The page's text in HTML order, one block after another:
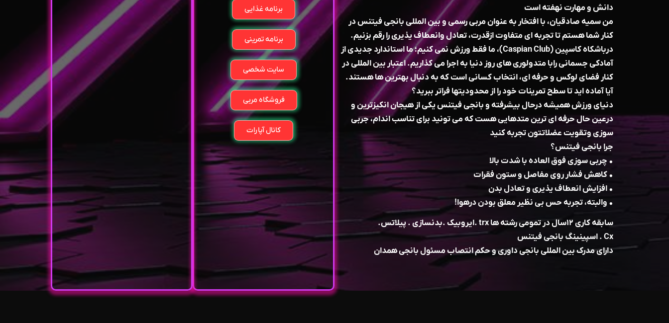
دانش و مهارت نهفته است
من سميه صادقيان، با افتخار به عنوان مربى رسمى و بين المللى بانجى فيتنس در
كنار شما هستم تا تجربه اى متفاوت ازقدرت، تعادل وانعطاف يذيرى را رقم بزنيم.
درباشكاه كاسپين (Caspian Club)، ما فقط ورزش نمى كنيم؛ ما استاندارد جديدى از
آمادكى جسمانى رابا متدولورى هاى روز دنيا به اجرا مى كذاريم. اعتبار بين المللى در
كنار فضاى لوكس و حرفه اى، انتخاب كسانى است كه به دنبال بهترين ها هستند.
آيا آماده ايد تا سطح تمرينات خود را از محدوديتها فراتر ببريد؟
دنياى ورزش هميشه درحال بيشرفته و بانجى فيتنس يكى از هيجان انكيزترين و
درعين حال حرفه اى ترين متدهايى هست كه مى تونيد براى تناسب اندام، جربى
سوزى وتقويت عضلاتتون تجربه كنيد
جرا بانجى فيتنس؟
• چربی سوزى فوق العاده با شدت بالا
• كاهش فشار روى مفاصل و ستون فقرات
• افزايش انعطاف يذيرى و تعادل بدن
• والبته، تجربه حس بى نظير معلق بودن درهوا!
سابقه کاری ۱۲سال در تمومی رشته ها trx .ایروبیک .بدنسازی . پیلاتس.
Cx . اسپینینگ بانجی فیتنس
دارای مدرک بین المللی بانجی داوری و حکم انتصاب مسئول بانجی همدان
برنامه غذایی
برنامه تمرینی
سایت شخصی
فروشگاه مربی
کانال آپارات